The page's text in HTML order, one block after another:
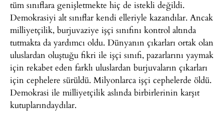
tüm sınıflara genişletmekte hiç de istekli değildi.
Demokrasiyi alt sınıflar kendi elleriyle kazandılar. Ancak
milliyetçilik, burjuvaziye işçi sınıfını kontrol altında
tutmakta da yardımcı oldu. Dünyanın çıkarları ortak olan
uluslardan oluştuğu fikri ile işçi sınıfı, pazarlarını yaymak
için rekabet eden farklı uluslardan burjuvaların çıkarları
için cephelere sürüldü. Milyonlarca işçi cephelerde öldü.
Demokrasi ile milliyetçilik aslında birbirlerinin karşıt
kutuplarındaydılar.